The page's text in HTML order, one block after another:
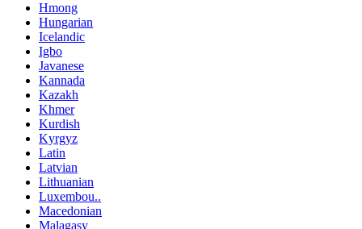
Hmong
Hungarian
Icelandic
Igbo
Javanese
Kannada
Kazakh
Khmer
Kurdish
Kyrgyz
Latin
Latvian
Lithuanian
Luxembou..
Macedonian
Malagasy